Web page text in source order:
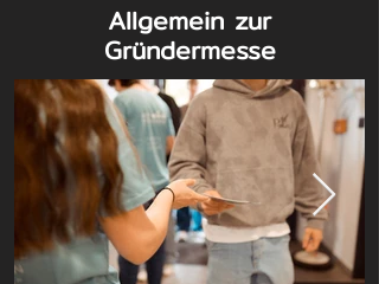
Allgemein zur
Gründermesse